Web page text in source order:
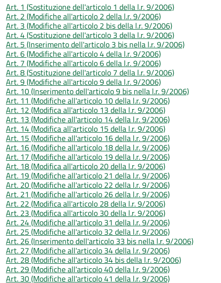
Art. 1 (Sostituzione dell'articolo 1 della l.r. 9/2006)
Art. 2 (Modifiche all'articolo 2 della l.r. 9/2006)
Art. 3 (Modifiche all'articolo 2 bis della l.r. 9/2006)
Art. 4 (Sostituzione dell'articolo 3 della l.r. 9/2006)
Art. 5 (Inserimento dell'articolo 3 bis nella l.r. 9/2006)
Art. 6 (Modifiche all'articolo 4 della l.r. 9/2006)
Art. 7 (Modifiche all'articolo 6 della l.r. 9/2006)
Art. 8 (Sostituzione dell'articolo 7 della l.r. 9/2006)
Art. 9 (Modifiche all'articolo 9 della l.r. 9/2006)
Art. 10 (Inserimento dell'articolo 9 bis nella l.r. 9/2006)
Art. 11 (Modifiche all'articolo 10 della l.r. 9/2006)
Art. 12 (Modifica all'articolo 13 della l.r. 9/2006)
Art. 13 (Modifiche all'articolo 14 della l.r. 9/2006)
Art. 14 (Modifica all'articolo 15 della l.r. 9/2006)
Art. 15 (Modifiche all'articolo 16 della l.r. 9/2006)
Art. 16 (Modifiche all'articolo 18 della l.r. 9/2006)
Art. 17 (Modifiche all'articolo 19 della l.r. 9/2006)
Art. 18 (Modifica all'articolo 20 della l.r. 9/2006)
Art. 19 (Modifiche all'articolo 21 della l.r. 9/2006)
Art. 20 (Modifiche all'articolo 22 della l.r. 9/2006)
Art. 21 (Modifiche all'articolo 26 della l.r. 9/2006)
Art. 22 (Modifica all'articolo 28 della l.r. 9/2006)
Art. 23 (Modifica all'articolo 30 della l.r. 9/2006)
Art. 24 (Modifiche all'articolo 31 della l.r. 9/2006)
Art. 25 (Modifiche all'articolo 32 della l.r. 9/2006)
Art. 26 (Inserimento dell'articolo 33 bis nella l.r. 9/2006)
Art. 27 (Modifiche all'articolo 34 della l.r. 9/2006)
Art. 28 (Modifiche all'articolo 34 bis della l.r. 9/2006)
Art. 29 (Modifiche all'articolo 40 della l.r. 9/2006)
Art. 30 (Modifiche all'articolo 41 della l.r. 9/2006)